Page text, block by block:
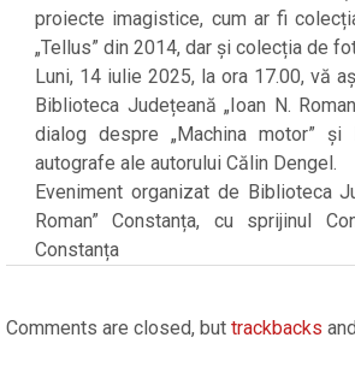
proiecte imagistice, cum ar fi
„Tellus” din 2014, dar și colecția de
Luni, 14 iulie 2025, la ora 17.00, vă
Biblioteca Județeană „Ioan N.
dialog despre „Machina motor”
autografe ale autorului Călin Dengel.
Eveniment organizat de Biblioteca
Roman” Constanța, cu sprijinul
Constanța
11
Comments are closed, but trackbacks